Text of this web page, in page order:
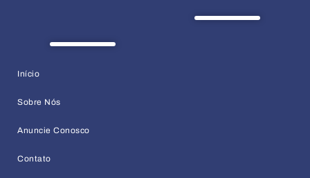
Início
Sobre Nós
Anuncie Conosco
Contato